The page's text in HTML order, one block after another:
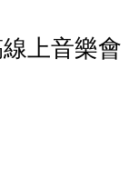
上音樂會